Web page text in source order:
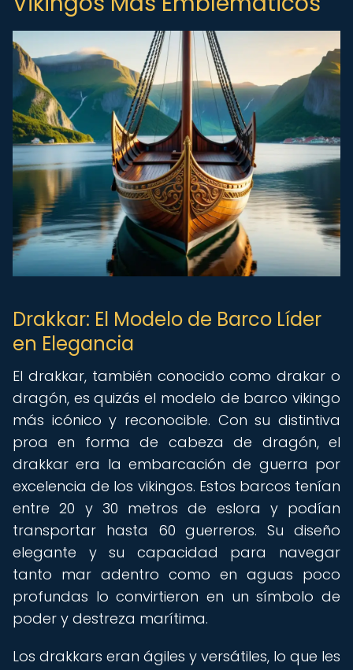
Drakkar: El Modelo de Barco Líder
en Elegancia
El drakkar, también conocido como drakar o
dragón, es quizás el modelo de barco vikingo
más icónico y reconocible. Con su distintiva
proa en forma de cabeza de dragón, el
drakkar era la embarcación de guerra por
excelencia de los vikingos. Estos barcos tenían
entre 20 y 30 metros de eslora y podían
transportar hasta 60 guerreros. Su diseño
elegante y su capacidad para navegar
tanto mar adentro como en aguas poco
profundas lo convirtieron en un símbolo de
poder y destreza marítima.
Los drakkars eran ágiles y versátiles, lo que les